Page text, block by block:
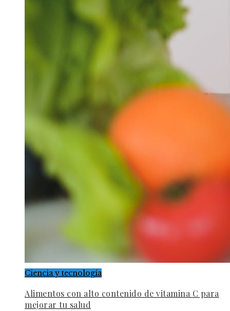
Ciencia y tecnología
Alimentos con alto contenido de vitamina C para
mejorar tu salud